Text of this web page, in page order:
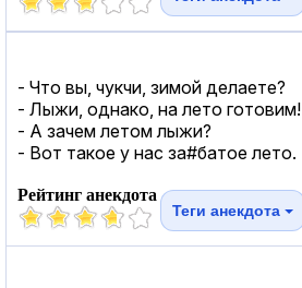
- Что вы, чукчи, зимой делаете?
- Лыжи, однако, на лето готовим!
- А зачем летом лыжи?
- Вот такое у нас за#батое лето.
Рейтинг анекдота
Теги анекдота